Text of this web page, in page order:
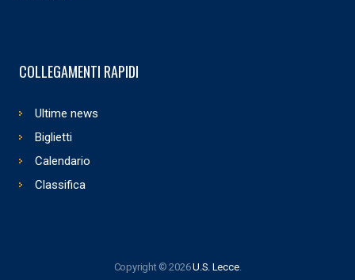
COLLEGAMENTI RAPIDI
Ultime news
Biglietti
Calendario
Classifica
Copyright © 2026U.S. Lecce.